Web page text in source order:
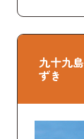
九十九
ずき